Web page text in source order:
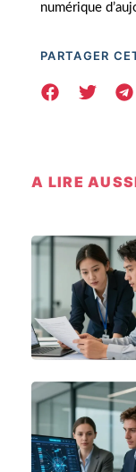
numérique
PARTAGER
A LIRE